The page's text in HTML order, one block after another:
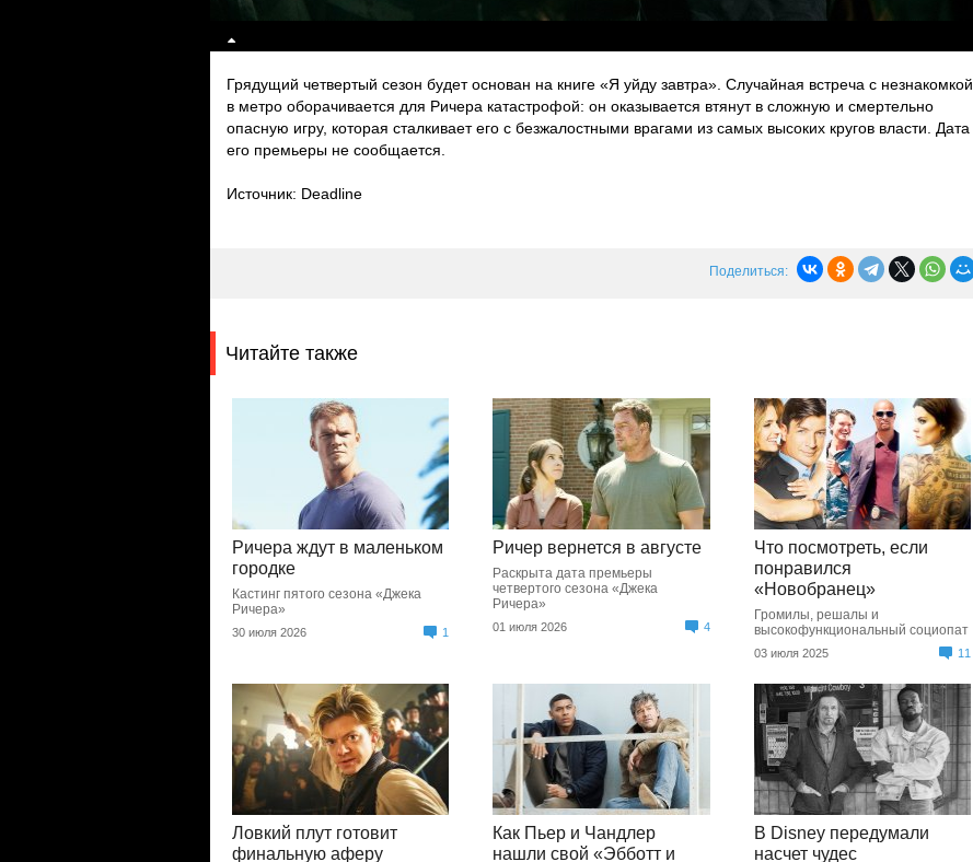
Грядущий четвертый сезон будет основан на книге «Я уйду завтра». Случайная встреча с незнакомкой
в метро оборачивается для Ричера катастрофой: он оказывается втянут в сложную и смертельно
опасную игру, которая сталкивает его с безжалостными врагами из самых высоких кругов власти. Дата
его премьеры не сообщается.
Источник: Deadline
Поделиться:
Читайте также
Ричера ждут в маленьком
городке
Кастинг пятого сезона «Джека
Ричера»
30 июля 2026 1
Ричер вернется в августе
Раскрыта дата премьеры
четвертого сезона «Джека
Ричера»
01 июля 2026 4
Что посмотреть, если
понравился
«Новобранец»
Громилы, решалы и
высокофункциональный социопат
03 июля 2025 11
Ловкий плут готовит
финальную аферу
Как Пьер и Чандлер
нашли свой «Эбботт и
В Disney передумали
насчет чудес